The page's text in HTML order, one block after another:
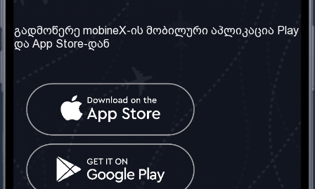
ჩვენ შესახებ
ჩვენი სერვისები
წესები და პირობები
კითხვები
კონტაქტი
საქართველო: თბილისი
ტელ: 032 2 04 00 50
სოციალური ქსელი
გადმოწერე mobineX-ის მობილური აპლიკაცია Play
და App Store-დან